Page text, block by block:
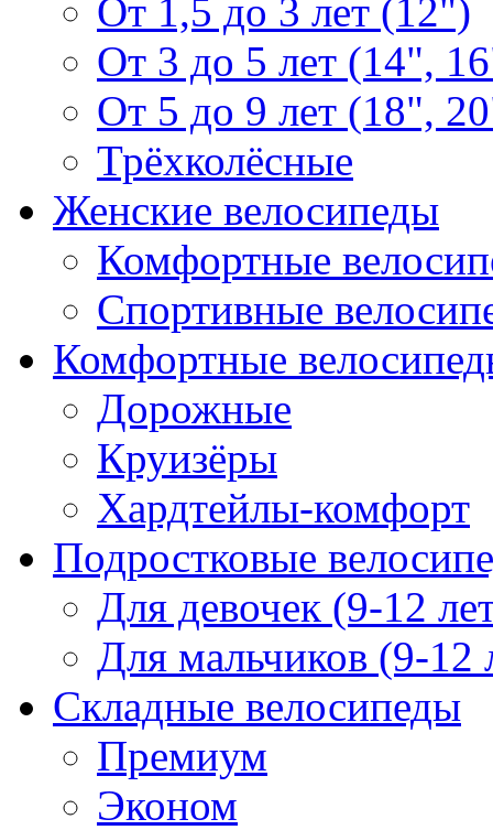
От 1,5 до 3 лет (12")
От 3 до 5 лет (14",
От 5 до 9 лет (18",
Трёхколёсные
Женские велосипеды
Комфортные
Спортивные
Комфортные
Дорожные
Круизёры
Хардтейлы-комфорт
Подростковые
Для девочек (9-12
Для мальчиков (9-12
Складные велосипеды
Премиум
Эконом